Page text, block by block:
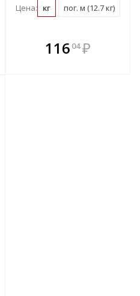
шт (268.8 кг)
В комплекте
всегда выгоднее!
Цена: кг пог. м (12.7 кг)
116 04 ₽